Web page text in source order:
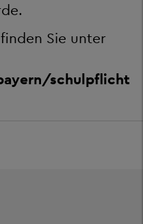
Sie unter
schulpflicht